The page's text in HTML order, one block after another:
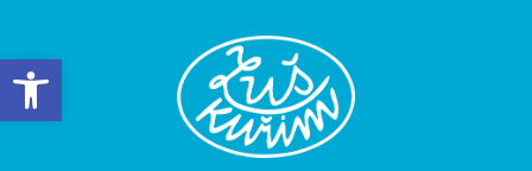
Open toolbar